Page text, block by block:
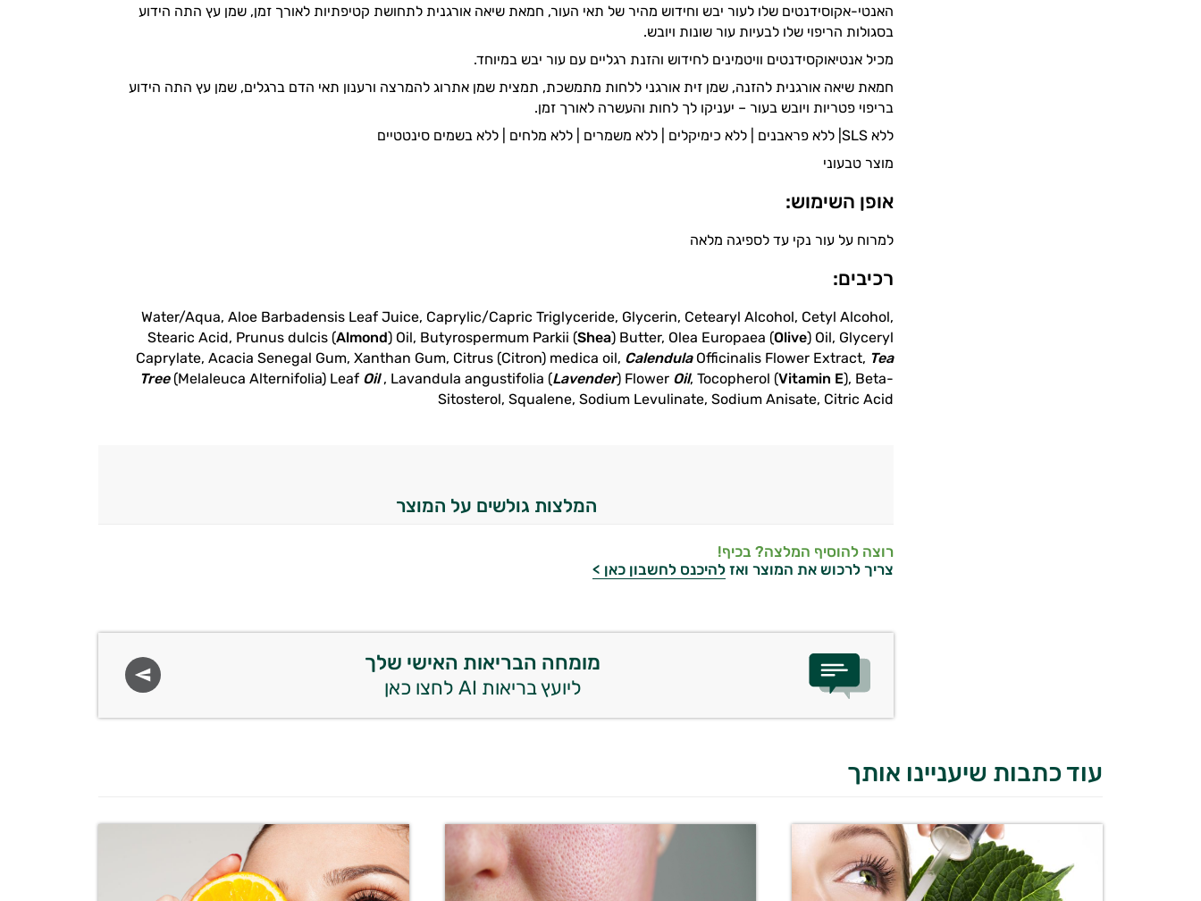
האנטי-אקוסידנטים שלו לעור יבש וחידוש מהיר של תאי העור, חמאת שיאה אורגנית לתחושת קטיפתיות לאורך זמן, שמן עץ התה הידוע
בסגולות הריפוי שלו לבעיות עור שונות ויובש.
מכיל אנטיאוקסידנטים וויטמינים לחידוש והזנת רגליים עם עור יבש במיוחד.
חמאת שיאה אורגנית להזנה, שמן זית אורגני ללחות מתמשכת, תמצית שמן אתרוג להמרצה ורענון תאי הדם ברגלים, שמן עץ התה הידוע
בריפוי פטריות ויובש בעור – יעניקו לך לחות והעשרה לאורך זמן.
ללא SLS| ללא פראבנים | ללא כימיקלים | ללא משמרים | ללא מלחים | ללא בשמים סינטטיים
מוצר טבעוני
אופן השימוש:
למרוח על עור נקי עד לספיגה מלאה
רכיבים:
Water/Aqua, Aloe Barbadensis Leaf Juice, Caprylic/Capric Triglyceride, Glycerin, Cetearyl Alcohol, Cetyl Alcohol,
Stearic Acid, Prunus dulcis (Almond) Oil, Butyrospermum Parkii (Shea) Butter, Olea Europaea (Olive) Oil, Glyceryl
Caprylate, Acacia Senegal Gum, Xanthan Gum, Citrus (Citron) medica oil, CalendulaOfficinalis Flower Extract, Tea
Tree (Melaleuca Alternifolia) Leaf Oil, Lavandula angustifolia (Lavender) Flower Oil, Tocopherol (Vitamin E), Beta-
Sitosterol, Squalene, Sodium Levulinate, Sodium Anisate, Citric Acid
המלצות גולשים על המוצר
רוצה להוסיף המלצה? בכיף!
צריך לרכוש את המוצר ואז להיכנס לחשבון כאן >
מומחה הבריאות האישי שלך
ליועץ בריאות AI לחצו כאן
עוד כתבות שיעניינו אותך